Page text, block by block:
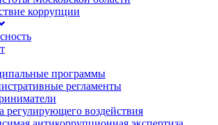
коррупции
программы
регламенты
регулирующего воздействия